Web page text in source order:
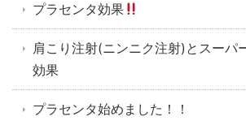
プラセンタ効果
肩こり注射(ニンニク注射)とスーパ
効果
プラセンタ始めました！！